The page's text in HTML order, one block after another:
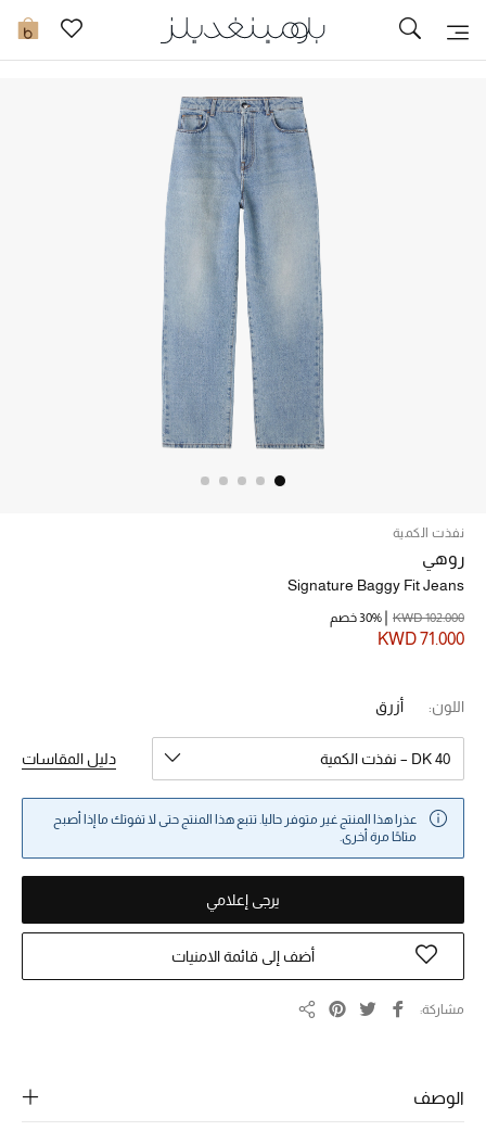
0 تخفيضات
تسوقوا الآن
ما وصلنا حديثاً
الموسم الجديد
النساء
أحذية النسائية
نفذت الكمية
روهي
Signature Baggy Fit Jeans
KWD 71.000
KWD 102.000 30% خصم
اللون: أزرق
DK 40 – نفذت الكمية دليل المقاسات
عذرا هذا المنتج غير متوفر حاليا. تتبع هذا المنتج حتى لا تفوتك ما إذا أصبح
متاحًا مرة أخرى.
يرجى إعلامي
أضف إلى قائمة الامنيات
مشاركة
الوصف